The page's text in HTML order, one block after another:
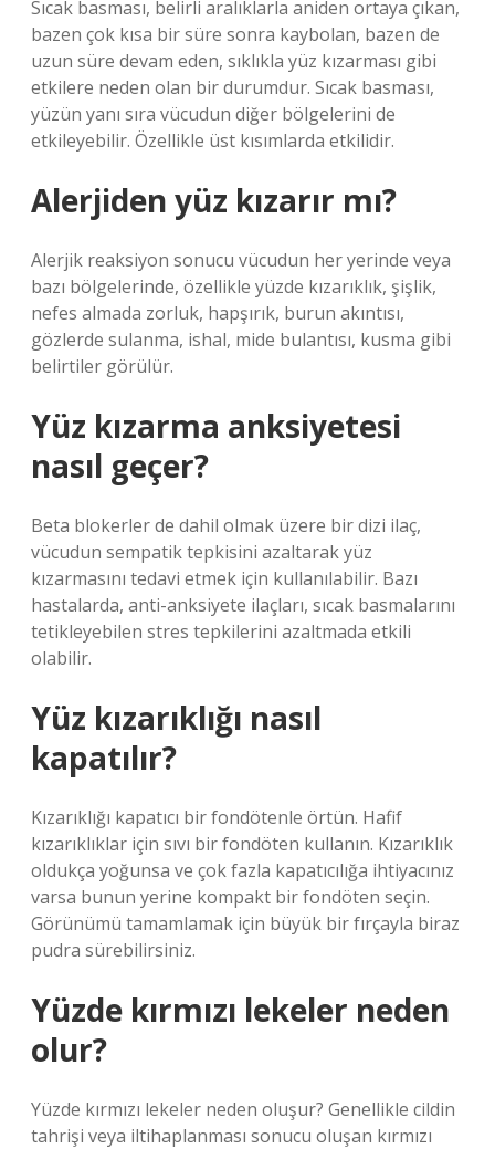
Sıcak basması, belirli aralıklarla aniden ortaya çıkan,
bazen çok kısa bir süre sonra kaybolan, bazen de
uzun süre devam eden, sıklıkla yüz kızarması gibi
etkilere neden olan bir durumdur. Sıcak basması,
yüzün yanı sıra vücudun diğer bölgelerini de
etkileyebilir. Özellikle üst kısımlarda etkilidir.
Alerjiden yüz kızarır mı?
Alerjik reaksiyon sonucu vücudun her yerinde veya
bazı bölgelerinde, özellikle yüzde kızarıklık, şişlik,
nefes almada zorluk, hapşırık, burun akıntısı,
gözlerde sulanma, ishal, mide bulantısı, kusma gibi
belirtiler görülür.
Yüz kızarma anksiyetesi
nasıl geçer?
Beta blokerler de dahil olmak üzere bir dizi ilaç,
vücudun sempatik tepkisini azaltarak yüz
kızarmasını tedavi etmek için kullanılabilir. Bazı
hastalarda, anti-anksiyete ilaçları, sıcak basmalarını
tetikleyebilen stres tepkilerini azaltmada etkili
olabilir.
Yüz kızarıklığı nasıl
kapatılır?
Kızarıklığı kapatıcı bir fondötenle örtün. Hafif
kızarıklıklar için sıvı bir fondöten kullanın. Kızarıklık
oldukça yoğunsa ve çok fazla kapatıcılığa ihtiyacınız
varsa bunun yerine kompakt bir fondöten seçin.
Görünümü tamamlamak için büyük bir fırçayla biraz
pudra sürebilirsiniz.
Yüzde kırmızı lekeler neden
olur?
Yüzde kırmızı lekeler neden oluşur? Genellikle cildin
tahrişi veya iltihaplanması sonucu oluşan kırmızı